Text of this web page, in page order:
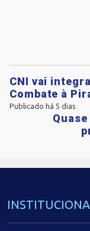
CNI vai
Combate à
Publicado há 5 dias